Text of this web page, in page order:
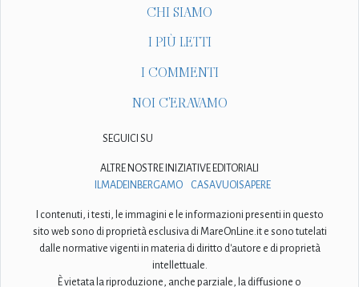
CHI SIAMO
I PIÙ LETTI
I COMMENTI
NOI C'ERAVAMO
SEGUICI SU
ALTRE NOSTRE INIZIATIVE EDITORIALI
ILMADEINBERGAMO
CASAVUOISAPERE
I contenuti, i testi, le immagini e le informazioni presenti in questo
sito web sono di proprietà esclusiva di MareOnLine.it e sono tutelati
dalle normative vigenti in materia di diritto d'autore e di proprietà
intellettuale.
È vietata la riproduzione, anche parziale, la diffusione o